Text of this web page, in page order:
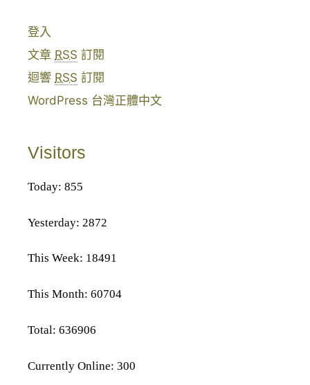
登入
文章 RSS 訂閱
迴響 RSS 訂閱
WordPress 台灣正體中文
Visitors
Today: 855
Yesterday: 2872
This Week: 18491
This Month: 60704
Total: 636906
Currently Online: 300